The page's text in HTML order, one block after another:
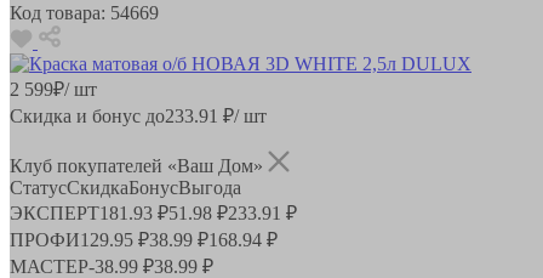
Код товара: 54669
2 599₽/ шт
Скидка и бонус до233.91 ₽/ шт
Клуб покупателей «Ваш Дом»
СтатусСкидкаБонусВыгода
ЭКСПЕРТ181.93 ₽51.98 ₽233.91 ₽
ПРОФИ129.95 ₽38.99 ₽168.94 ₽
МАСТЕР-38.99 ₽38.99 ₽